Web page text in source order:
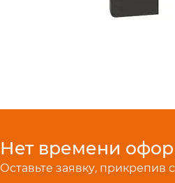
Нет времени
Оставьте заявку, прикрепив